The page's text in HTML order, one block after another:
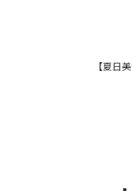
【夏日